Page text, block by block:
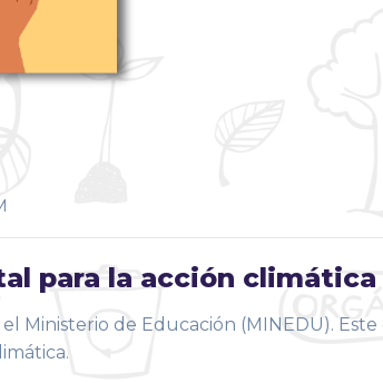
para la acción climática
Ministerio de Educación (MINEDU). Este